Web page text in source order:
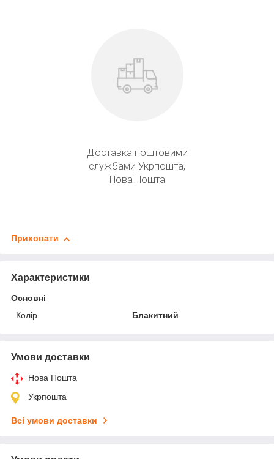
Доставка поштовими
службами Укрпошта,
Нова Пошта
Приховати
Характеристики
Основні
Колір
Блакитний
Умови доставки
Нова Пошта
Укрпошта
Всі умови доставки